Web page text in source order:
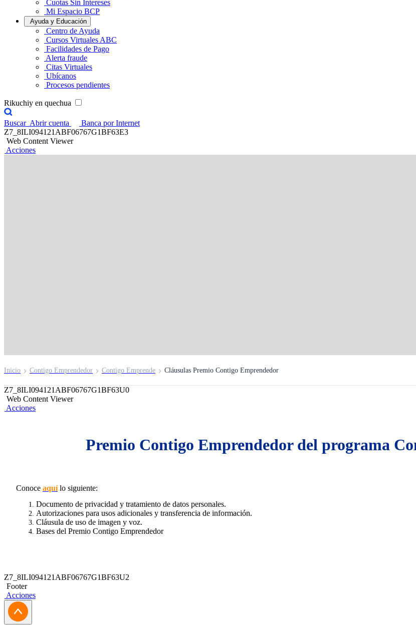
Cuotas Sin Intereses
Mi Espacio BCP
Ayuda y Educación
Centro de Ayuda
Cursos Virtuales ABC
Facilidades de Pago
Alerta fraude
Citas Virtuales
Ubícanos
Procesos pendientes
Rikuchiy en quechua
Buscar Abrir cuenta
Banca por Internet
Z7_8ILI094121ABF06767G1BF63E3
Web Content Viewer
Acciones
Inicio Contigo Emprendedor Contigo Emprende Cláusulas Premio Contigo Emprendedor
Z7_8ILI094121ABF06767G1BF63U0
Web Content Viewer
Acciones
Premio Contigo Emprendedor del programa
Conoce aquí lo siguiente:
Documento de privacidad y tratamiento de datos personales.
Autorizaciones para usos adicionales y transferencia de información.
Cláusula de uso de imagen y voz.
Bases del Premio Contigo Emprendedor
Z7_8ILI094121ABF06767G1BF63U2
Footer
Acciones